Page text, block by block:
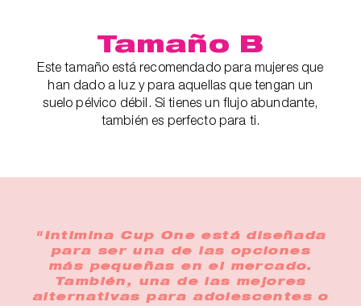
Tamaño B
Este tamaño está recomendado para mujeres que
han dado a luz y para aquellas que tengan un
suelo pélvico débil. Si tienes un flujo abundante,
también es perfecto para ti.
"Intimina Cup One está diseñada
para ser una de las opciones
más pequeñas en el mercado.
También, una de las mejores
alternativas para adolescentes o